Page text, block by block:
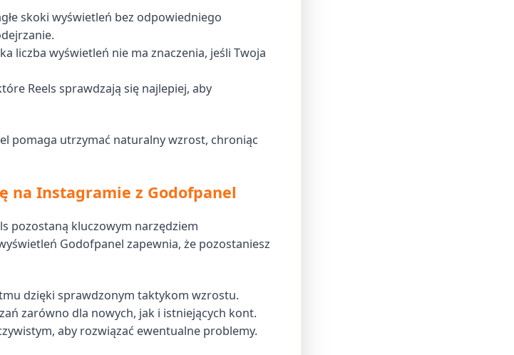
skoki wyświetleń bez odpowiedniego
liczba wyświetleń nie ma znaczenia, jeśli Twoja
Reels sprawdzają się najlepiej, aby
pomaga utrzymać naturalny wzrost, chroniąc
na Instagramie z Godofpanel
pozostaną kluczowym narzędziem
Godofpanel zapewnia, że pozostaniesz
dzięki sprawdzonym taktykom wzrostu.
zarówno dla nowych, jak i istniejących kont.
aby rozwiązać ewentualne problemy.